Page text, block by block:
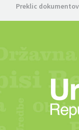
Preklic dokumentov